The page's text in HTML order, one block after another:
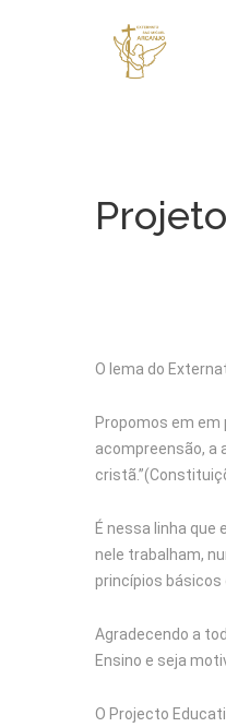
O lema do
Propomos em em
acompreensão, a
É nessa linha
nele trabalham,
princípios básicos
Agradecendo a
Ensino e seja
O Projecto